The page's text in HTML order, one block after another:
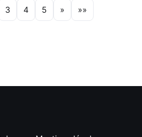
3 4 5 » »»